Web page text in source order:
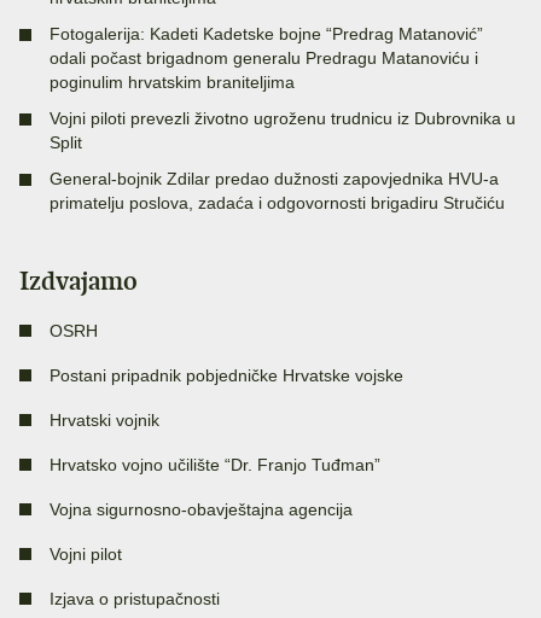
Fotogalerija: Kadeti Kadetske bojne “Predrag Matanović”
odali počast brigadnom generalu Predragu Matanoviću i
poginulim hrvatskim braniteljima
Vojni piloti prevezli životno ugroženu trudnicu iz Dubrovnika u
Split
General-bojnik Zdilar predao dužnosti zapovjednika HVU-a
primatelju poslova, zadaća i odgovornosti brigadiru Stručiću
Izdvajamo
OSRH
Postani pripadnik pobjedničke Hrvatske vojske
Hrvatski vojnik
Hrvatsko vojno učilište “Dr. Franjo Tuđman”
Vojna sigurnosno-obavještajna agencija
Vojni pilot
Izjava o pristupačnosti